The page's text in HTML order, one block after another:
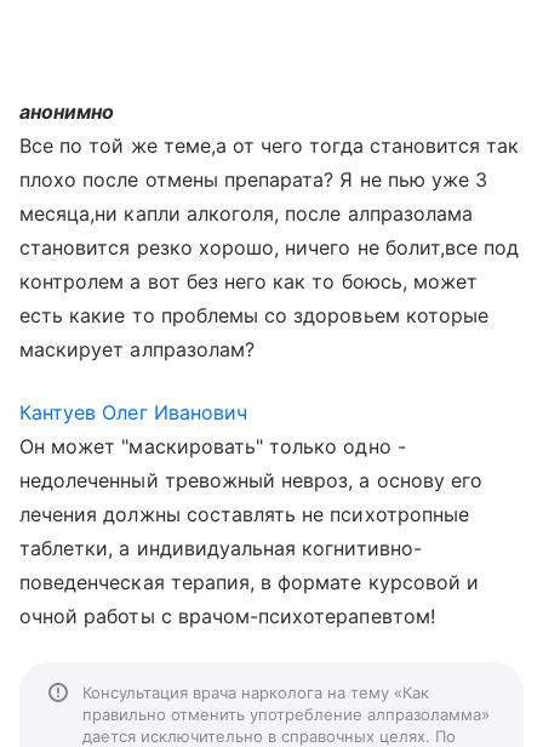
анонимно
Все по той же теме,а от чего тогда становится так
плохо после отмены препарата? Я не пью уже 3
месяца,ни капли алкоголя, после алпразолама
становится резко хорошо, ничего не болит,все под
контролем а вот без него как то боюсь, может
есть какие то проблемы со здоровьем которые
маскирует алпразолам?
Кантуев Олег Иванович
Он может "маскировать" только одно -
недолеченный тревожный невроз, а основу его
лечения должны составлять не психотропные
таблетки, а индивидуальная когнитивно-
поведенческая терапия, в формате курсовой и
очной работы с врачом-психотерапевтом!
Консультация врача нарколога на тему «Как
правильно отменить употребление алпразоламма»
дается исключительно в справочных целях. По